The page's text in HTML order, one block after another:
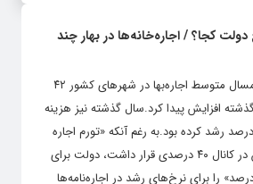
دولت کجا؟ / اجاره‌خانه‌ها در بهار چند
به گزارش کلام تازه، بهار امسال متوسط اجاره‌بها در شهرهای کشور ۴۲
افزایش پیدا کرد.سال گذشته نیز هزینه
اجاره‌نشینی در کشور ۳۹ درصد رشد کرده بود.به رغم آنکه «تورم اجاره
مسکن‌» در آستانه تابستان در کانال ۴۰ درصدی قرار داشت، دولت برای
«سقف رشد ۲۵ درصد» را برای نرخ‌های رشد در اجاره‌نامه‌ها